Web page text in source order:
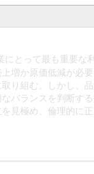
とって最も重要な
増か原価低減が必
り組む。しかし、
バランスを判断す
見極め、倫理的に